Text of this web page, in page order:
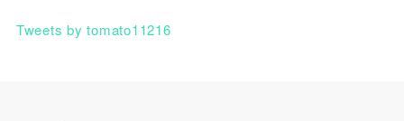
Tweets by tomato11216